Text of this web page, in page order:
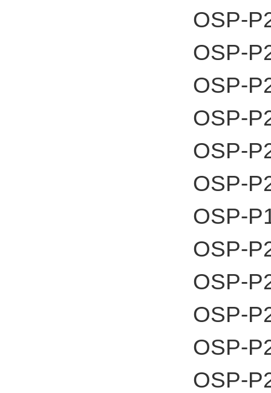
OSP-
OSP-
OSP-
OSP-
OSP-
OSP-
OSP-
OSP-
OSP-
OSP-
OSP-
OSP-